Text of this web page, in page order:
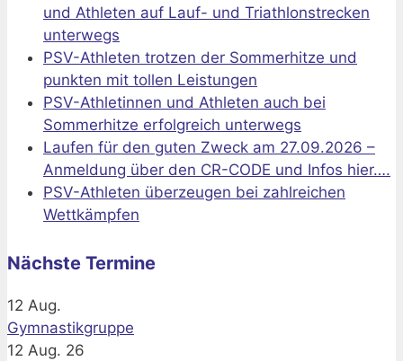
und Athleten auf Lauf- und Triathlonstrecken
unterwegs
PSV-Athleten trotzen der Sommerhitze und
punkten mit tollen Leistungen
PSV-Athletinnen und Athleten auch bei
Sommerhitze erfolgreich unterwegs
Laufen für den guten Zweck am 27.09.2026 –
Anmeldung über den CR-CODE und Infos hier….
PSV-Athleten überzeugen bei zahlreichen
Wettkämpfen
Nächste Termine
12 Aug.
Gymnastikgruppe
12 Aug. 26